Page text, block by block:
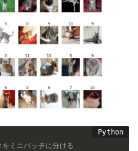
ミニバッチに分ける